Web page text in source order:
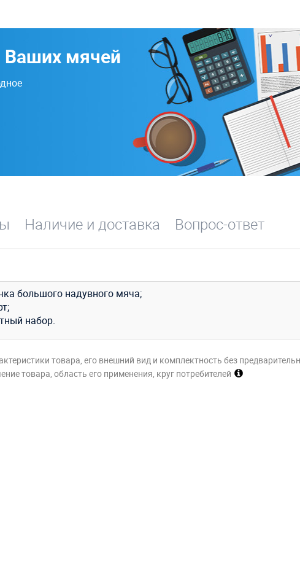
Ваших мячей
Наличие и доставка Вопрос-ответ
большого надувного мяча;
набор.
товара, его внешний вид и комплектность без
товара, область его применения, круг потребителей